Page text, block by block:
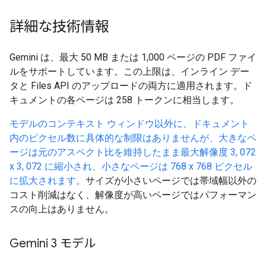
詳細な技術情報
Gemini は、最大 50 MB または 1,000 ページの PDF ファイ
ルをサポートしています。この上限は、インライン デー
タと Files API のアップロードの両方に適用されます。ド
キュメントの各ページは 258 トークンに相当します。
モデルのコンテキスト ウィンドウ以外に、ドキュメント
内のピクセル数に具体的な制限はありませんが、大きなペ
ージは元のアスペクト比を維持したまま最大解像度 3, 072
x 3, 072 に縮小され、小さなページは 768 x 768 ピクセル
に拡大されます。 サイズが小さいページでは帯域幅以外の
コスト削減はなく、解像度が高いページではパフォーマン
スの向上はありません。
Gemini 3 モデル